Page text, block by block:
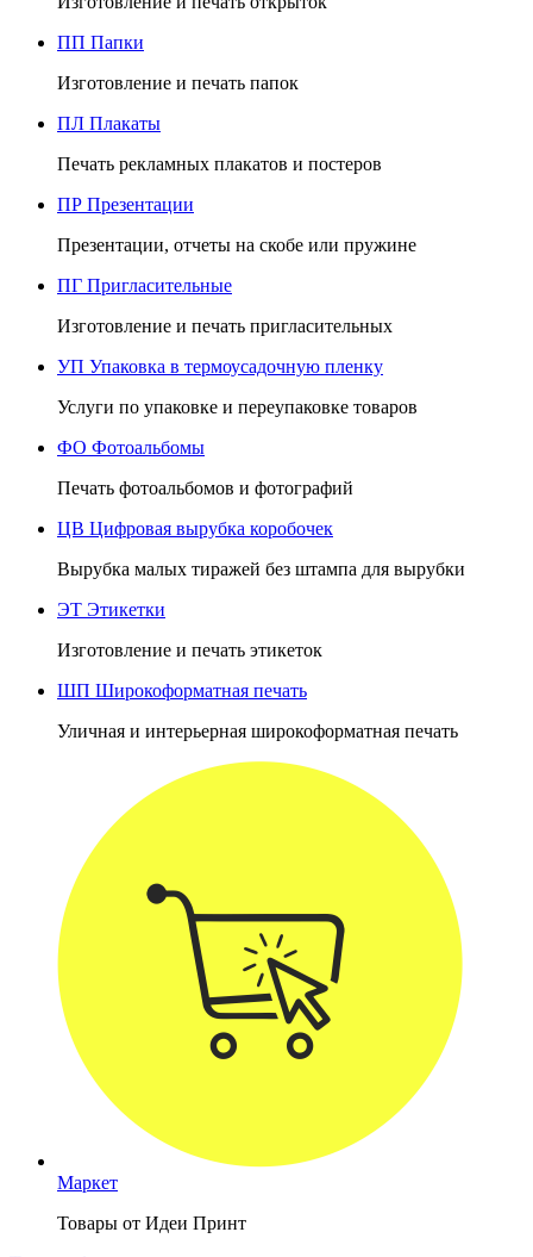
ПП Папки
Изготовление и печать папок
ПЛ Плакаты
Печать рекламных плакатов и постеров
ПР Презентации
Презентации, отчеты на скобе или пружине
ПГ Пригласительные
Изготовление и печать пригласительных
УП Упаковка в термоусадочную пленку
Услуги по упаковке и переупаковке товаров
ФО Фотоальбомы
Печать фотоальбомов и фотографий
ЦВ Цифровая вырубка коробочек
Вырубка малых тиражей без штампа для вырубки
ЭТ Этикетки
Изготовление и печать этикеток
ШП Широкоформатная печать
Уличная и интерьерная широкоформатная печать
Маркет
Товары от Идеи Принт